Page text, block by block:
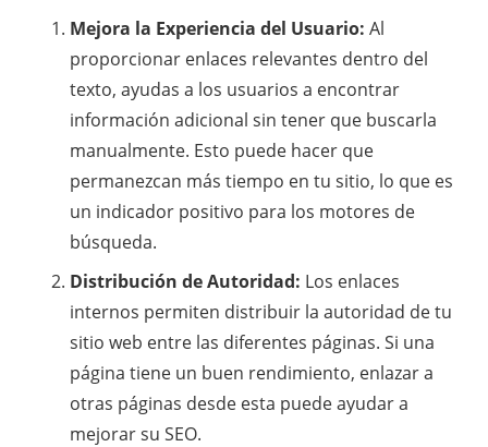
Mejora la Experiencia del Usuario: Al
proporcionar enlaces relevantes dentro del
texto, ayudas a los usuarios a encontrar
información adicional sin tener que buscarla
manualmente. Esto puede hacer que
permanezcan más tiempo en tu sitio, lo que es
un indicador positivo para los motores de
búsqueda.
Distribución de Autoridad: Los enlaces
internos permiten distribuir la autoridad de tu
sitio web entre las diferentes páginas. Si una
página tiene un buen rendimiento, enlazar a
otras páginas desde esta puede ayudar a
mejorar su SEO.